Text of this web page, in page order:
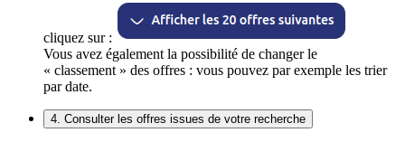
cliquez sur :
Vous avez également la possibilité de changer le
« classement » des offres : vous pouvez par exemple les trier
par date.
4. Consulter les offres issues de votre recherche